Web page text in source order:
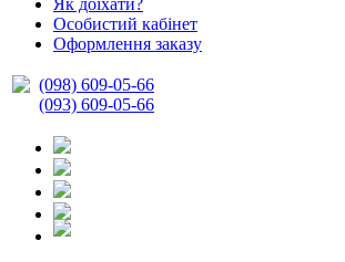
Як доїхати?
Особистий кабінет
Оформлення заказу
(098) 609-05-66
(093) 609-05-66